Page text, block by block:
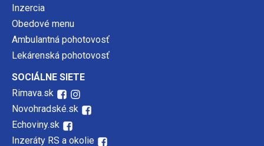
Inzercia
Obedové menu
Ambulantná pohotovosť
Lekárenská pohotovosť
SOCIÁLNE SIETE
Rimava.sk
Novohradské.sk
Echoviny.sk
Inzeráty RS a okolie